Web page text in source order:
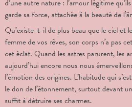
d’une autre nature : l’amour légitime
garde sa force, attachée à la beauté de
Qu’existe-t-il de plus beau que le ciel et
femme de vos rêves, son corps n’a pas
cet éclat. Quand les astres parurent, les
aujourd’hui encore nous nous
l’émotion des origines. L’habitude qui
le don de l’étonnement, surtout devant
suffit à détruire ses charmes.